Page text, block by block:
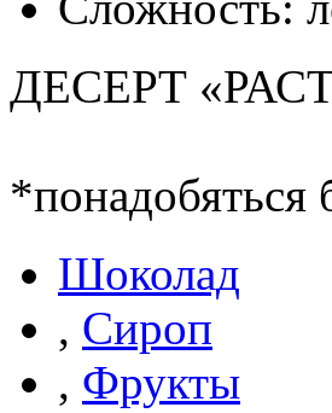
ДЕСЕРТ
*понадобяться
Шоколад
, Сироп
, Фрукты